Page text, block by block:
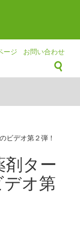
ージ お問い合わせ
ビデオ第２弾！
剤ター
デオ第